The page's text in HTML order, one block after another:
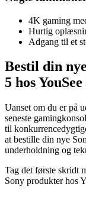
4K gaming
Hurtig
Adgang til et
Bestil din
5 hos
Uanset om du er på
seneste
til
at bestille din nye
underholdning og
Tag det første skridt
Sony produkter hos